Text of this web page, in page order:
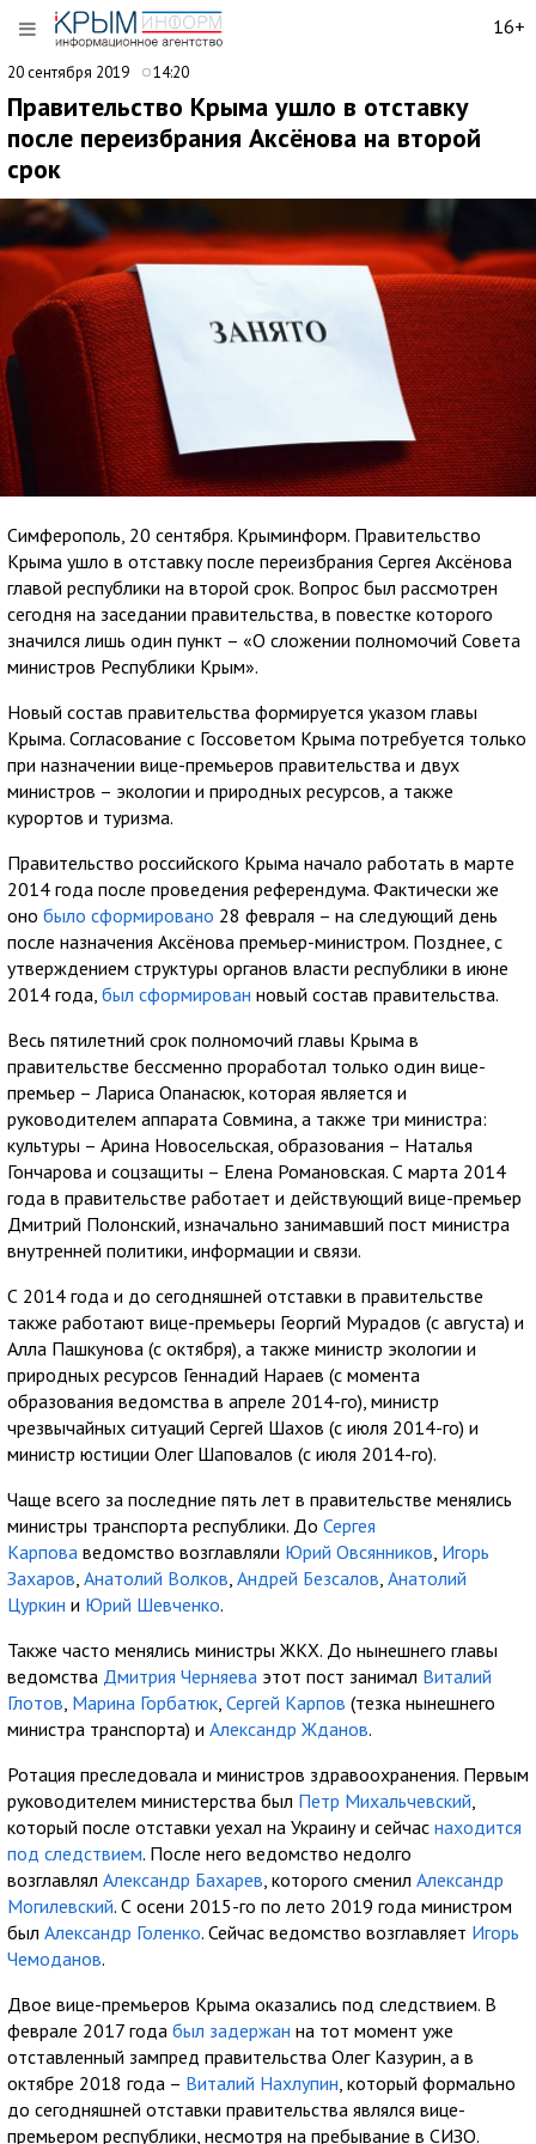
16+
20 сентября 2019 14:20
Правительство Крыма ушло в отставку
после переизбрания Аксёнова на второй
срок
Симферополь, 20 сентября. Крыминформ. Правительство
Крыма ушло в отставку после переизбрания Сергея Аксёнова
главой республики на второй срок. Вопрос был рассмотрен
сегодня на заседании правительства, в повестке которого
значился лишь один пункт – «О сложении полномочий Совета
министров Республики Крым».
Новый состав правительства формируется указом главы
Крыма. Согласование с Госсоветом Крыма потребуется только
при назначении вице-премьеров правительства и двух
министров – экологии и природных ресурсов, а также
курортов и туризма.
Правительство российского Крыма начало работать в марте
2014 года после проведения референдума. Фактически же
оно было сформировано 28 февраля – на следующий день
после назначения Аксёнова премьер-министром. Позднее, с
утверждением структуры органов власти республики в июне
2014 года, был сформирован новый состав правительства.
Весь пятилетний срок полномочий главы Крыма в
правительстве бессменно проработал только один вице-
премьер – Лариса Опанасюк, которая является и
руководителем аппарата Совмина, а также три министра:
культуры – Арина Новосельская, образования – Наталья
Гончарова и соцзащиты – Елена Романовская. С марта 2014
года в правительстве работает и действующий вице-премьер
Дмитрий Полонский, изначально занимавший пост министра
внутренней политики, информации и связи.
С 2014 года и до сегодняшней отставки в правительстве
также работают вице-премьеры Георгий Мурадов (с августа) и
Алла Пашкунова (с октября), а также министр экологии и
природных ресурсов Геннадий Нараев (с момента
образования ведомства в апреле 2014-го), министр
чрезвычайных ситуаций Сергей Шахов (с июля 2014-го) и
министр юстиции Олег Шаповалов (с июля 2014-го).
Чаще всего за последние пять лет в правительстве менялись
министры транспорта республики. До Сергея
Карпова ведомство возглавляли Юрий Овсянников Игорь
Захаров Анатолий Волков Андрей Безсалов Анатолий
Цуркин и Юрий Шевченко.
Также часто менялись министры ЖКХ. До нынешнего главы
ведомства Дмитрия Черняева этот пост занимал Виталий
Глотов Марина Горбатюк Сергей Карпов (тезка нынешнего
министра транспорта) и Александр Жданов.
Ротация преследовала и министров здравоохранения. Первым
руководителем министерства был Петр Михальчевский
который после отставки уехал на Украину и сейчас находится
под следствием. После него ведомство недолго
возглавлял Александр Бахарев , которого сменил Александр
Могилевский. С осени 2015-го по лето 2019 года министром
был Александр Голенко. Сейчас ведомство возглавляет Игорь
Чемоданов.
Двое вице-премьеров Крыма оказались под следствием. В
феврале 2017 года был задержан на тот момент уже
отставленный зампред правительства Олег Казурин, а в
октябре 2018 года – Виталий Нахлупин , который формально
до сегодняшней отставки правительства являлся вице-
премьером республики, несмотря на пребывание в СИЗО.